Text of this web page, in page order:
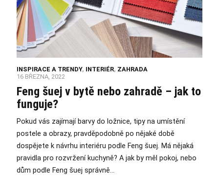
INSPIRACE A TRENDY, INTERIÉR, ZAHRADA
16 BŘEZNA, 2022
Feng šuej v bytě nebo zahradě – jak to
funguje?
Pokud vás zajímají barvy do ložnice, tipy na umístění
postele a obrazy, pravděpodobně po nějaké době
dospějete k návrhu interiéru podle Feng šuej. Má nějaká
pravidla pro rozvržení kuchyně? A jak by měl pokoj, nebo
dům podle Feng šuej správně…